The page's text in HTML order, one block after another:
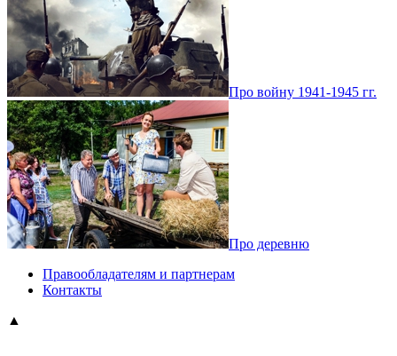
Про войну 1941-1945 гг.
Про деревню
Правообладателям и партнерам
Контакты
▲